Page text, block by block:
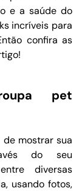
e a saúde do
incríveis para
confira as
pet
mostrar sua
do seu
diversas
usando fotos,